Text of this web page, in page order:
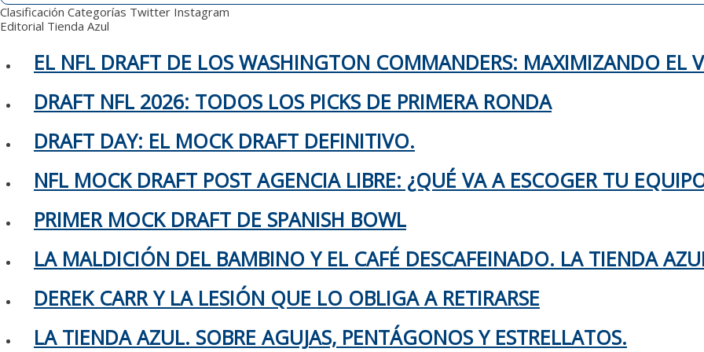
Clasificación Categorías Twitter Instagram
Editorial Tienda Azul
EL NFL DRAFT DE LOS WASHINGTON COMMANDERS: MAXIMIZANDO EL
DRAFT NFL 2026: TODOS LOS PICKS DE PRIMERA RONDA
DRAFT DAY: EL MOCK DRAFT DEFINITIVO.
NFL MOCK DRAFT POST AGENCIA LIBRE: ¿QUÉ VA A ESCOGER TU
PRIMER MOCK DRAFT DE SPANISH BOWL
LA MALDICIÓN DEL BAMBINO Y EL CAFÉ DESCAFEINADO. LA TIENDA
DEREK CARR Y LA LESIÓN QUE LO OBLIGA A RETIRARSE
LA TIENDA AZUL. SOBRE AGUJAS, PENTÁGONOS Y ESTRELLATOS.